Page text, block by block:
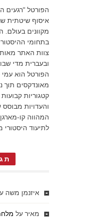
הפורטל "רגעים
איסוף שיטתית
מקוונים בעולם.
בתחומי
צוות האתר מאות
ובעברית מדי
הפורטל הוא
מאונדקסים תוך
קטגוריות
והעדויות מבוסס
המהווה קו-
לתיעוד היסטורי
איזנמן משה
מאיר על